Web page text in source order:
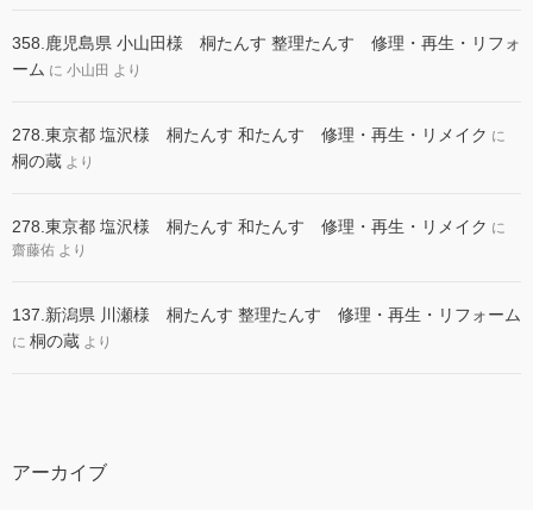
358.鹿児島県 小山田様 桐たんす 整理たんす 修理・再生・リフォ
ーム に 小山田 より
278.東京都 塩沢様 桐たんす 和たんす 修理・再生・リメイク に
桐の蔵 より
278.東京都 塩沢様 桐たんす 和たんす 修理・再生・リメイク に
齋藤佑 より
137.新潟県 川瀬様 桐たんす 整理たんす 修理・再生・リフォーム
に 桐の蔵 より
アーカイブ